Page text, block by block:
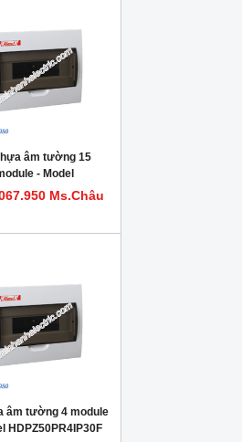
âm tường 15
- Model
Ms.Châu
âm tường 4 module
HDPZ50PR4IP30F